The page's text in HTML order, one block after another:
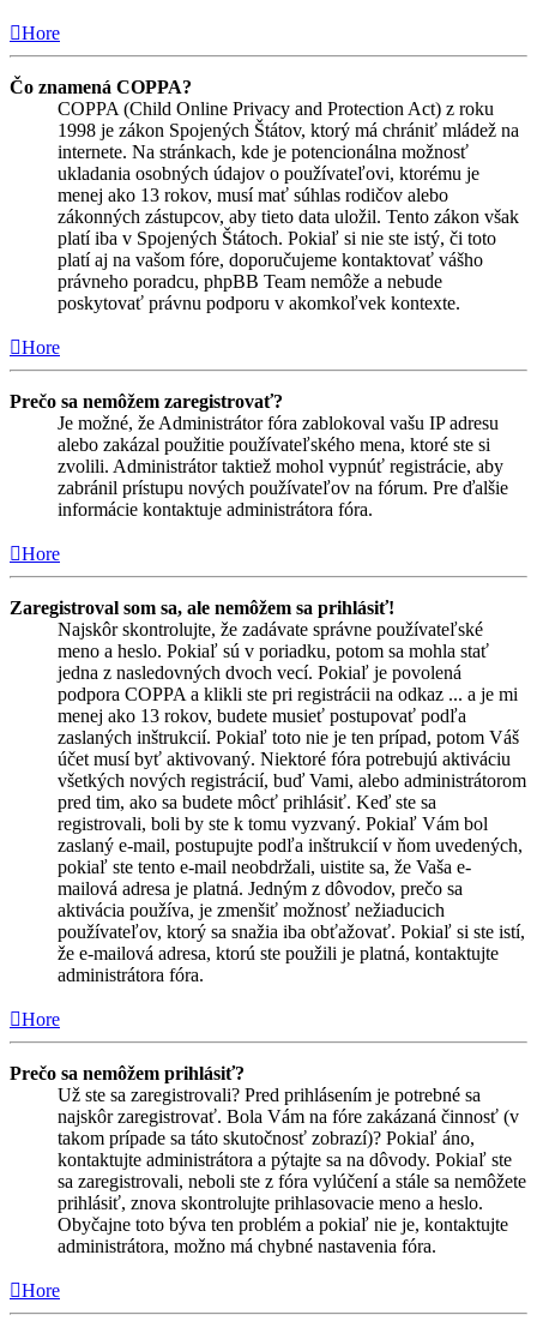
Hore
Čo znamená COPPA?
COPPA (Child Online Privacy and Protection Act) z roku
1998 je zákon Spojených Štátov, ktorý má chrániť mládež na
internete. Na stránkach, kde je potencionálna možnosť
ukladania osobných údajov o používateľovi, ktorému je
menej ako 13 rokov, musí mať súhlas rodičov alebo
zákonných zástupcov, aby tieto data uložil. Tento zákon však
platí iba v Spojených Štátoch. Pokiaľ si nie ste istý, či toto
platí aj na vašom fóre, doporučujeme kontaktovať vášho
právneho poradcu, phpBB Team nemôže a nebude
poskytovať právnu podporu v akomkoľvek kontexte.
Hore
Prečo sa nemôžem zaregistrovať?
Je možné, že Administrátor fóra zablokoval vašu IP adresu
alebo zakázal použitie používateľského mena, ktoré ste si
zvolili. Administrátor taktiež mohol vypnúť registrácie, aby
zabránil prístupu nových používateľov na fórum. Pre ďalšie
informácie kontaktuje administrátora fóra.
Hore
Zaregistroval som sa, ale nemôžem sa prihlásiť!
Najskôr skontrolujte, že zadávate správne používateľské
meno a heslo. Pokiaľ sú v poriadku, potom sa mohla stať
jedna z nasledovných dvoch vecí. Pokiaľ je povolená
podpora COPPA a klikli ste pri registrácii na odkaz ... a je mi
menej ako 13 rokov, budete musieť postupovať podľa
zaslaných inštrukcií. Pokiaľ toto nie je ten prípad, potom Váš
účet musí byť aktivovaný. Niektoré fóra potrebujú aktiváciu
všetkých nových registrácií, buď Vami, alebo administrátorom
pred tim, ako sa budete môcť prihlásiť. Keď ste sa
registrovali, boli by ste k tomu vyzvaný. Pokiaľ Vám bol
zaslaný e-mail, postupujte podľa inštrukcií v ňom uvedených,
pokiaľ ste tento e-mail neobdržali, uistite sa, že Vaša e-
mailová adresa je platná. Jedným z dôvodov, prečo sa
aktivácia používa, je zmenšiť možnosť nežiaducich
používateľov, ktorý sa snažia iba obťažovať. Pokiaľ si ste istí,
že e-mailová adresa, ktorú ste použili je platná, kontaktujte
administrátora fóra.
Hore
Prečo sa nemôžem prihlásiť?
Už ste sa zaregistrovali? Pred prihlásením je potrebné sa
najskôr zaregistrovať. Bola Vám na fóre zakázaná činnosť (v
takom prípade sa táto skutočnosť zobrazí)? Pokiaľ áno,
kontaktujte administrátora a pýtajte sa na dôvody. Pokiaľ ste
sa zaregistrovali, neboli ste z fóra vylúčení a stále sa nemôžete
prihlásiť, znova skontrolujte prihlasovacie meno a heslo.
Obyčajne toto býva ten problém a pokiaľ nie je, kontaktujte
administrátora, možno má chybné nastavenia fóra.
Hore